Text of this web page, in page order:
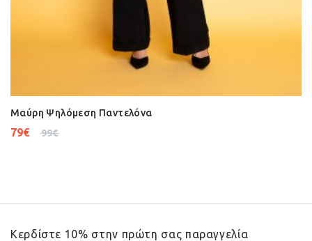
Μαύρη Ψηλόμεση Παντελόνα
99€
79€
Κερδίστε 10% στην πρώτη σας παραγγελία